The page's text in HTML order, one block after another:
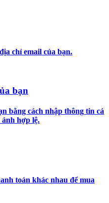
chỉ email của bạn.
bạn
bằng cách nhập thông tin cá
hợp lệ.
toán khác nhau để mua